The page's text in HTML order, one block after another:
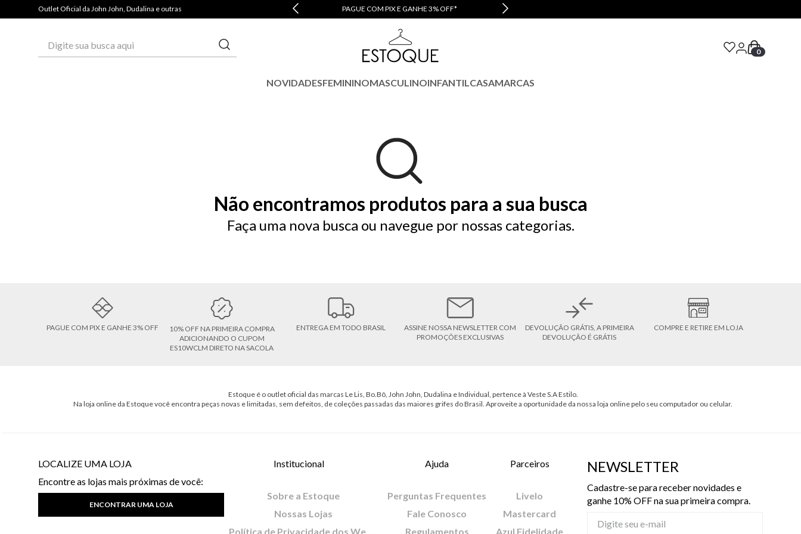
Outlet Oficial da John John, Dudalina e outras PAGUE COM PIX E GANHE 3% OFF*
0
NOVIDADESFEMININOMASCULINOINFANTILCASAMARCAS
Não encontramos produtos para a sua busca
Faça uma nova busca ou navegue por nossas categorias.
PAGUE COM PIX E GANHE 3% OFF
10% OFF NA PRIMEIRA COMPRA
ADICIONANDO O CUPOM
ES10WCLM DIRETO NA SACOLA
ENTREGA EM TODO BRASIL
ASSINE NOSSA NEWSLETTER COM
PROMOÇÕES EXCLUSIVAS
DEVOLUÇÃO GRÁTIS, A PRIMEIRA
DEVOLUÇÃO É GRÁTIS
COMPRE E RETIRE EM LOJA
Estoque é o outlet oficial das marcas Le Lis, Bo.Bô, John John, Dudalina e Individual, pertence à Veste S.A Estilo.
Na loja online da Estoque você encontra peças novas e limitadas, sem defeitos, de coleções passadas das maiores grifes do Brasil. Aproveite a oportunidade da nossa loja online pelo seu computador ou celular.
LOCALIZE UMA LOJA
Encontre as lojas mais próximas de você:
ENCONTRAR UMA LOJA
Institucional
Sobre a Estoque
Nossas Lojas
Ajuda
Perguntas Frequentes
Fale Conosco
Regulamentos
Parceiros
Livelo
Mastercard
Azul Fidelidade
NEWSLETTER
Cadastre-se para receber novidades e
ganhe 10% OFF na sua primeira compra.